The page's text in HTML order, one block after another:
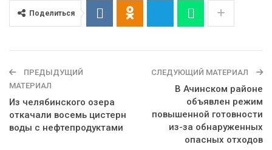
Поделиться
ПРЕДЫДУЩИЙ
МАТЕРИАЛ
Из челябинского озера
откачали восемь цистерн
воды с нефтепродуктами
СЛЕДУЮЩИЙ МАТЕРИАЛ
В Ачинском районе
объявлен режим
повышенной готовности
из-за обнаруженных
опасных отходов